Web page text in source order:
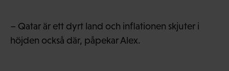
– Qatar är ett dyrt land och inflationen skjuter i
höjden också där, påpekar Alex.